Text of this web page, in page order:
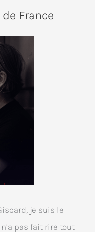
France
je suis le
pas fait rire tout